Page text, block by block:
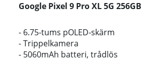
Google Pixel 9 Pro XL 5G 256GB
- 6.75-tums pOLED-skärm
- Trippelkamera
- 5060mAh batteri, trådlös